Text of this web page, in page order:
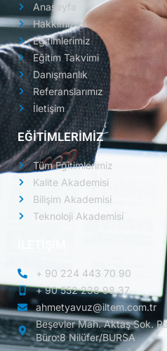
Anasayfa
Hakkımızda
Eğitimlerimiz
Eğitim Takvimi
Danışmanlık
Referanslarımız
İletişim
EĞİTİMLERİMİZ
Tüm Eğitimlerimiz
Kalite Akademisi
Bilişim Akademisi
Teknoloji Akademisi
+ 90 224 443 70 90
+ 90 552 238 98 37
ahmetyavuz@iltem.com.tr
Beşevler Mah. Aktaş Sok.
Büro:8 Nilüfer/BURSA